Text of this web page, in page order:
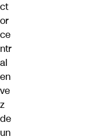
ct
or
ce
ntr
al
en
ve
z
de
un